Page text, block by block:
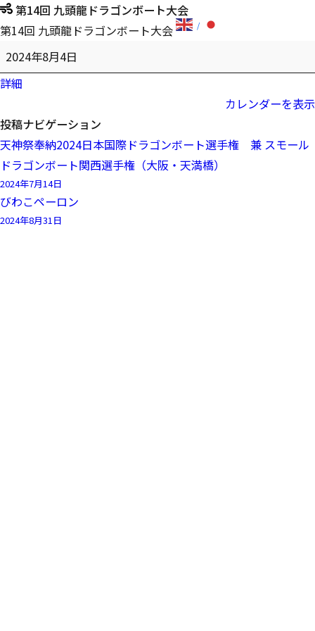
第14回 九頭龍ドラゴンボート大会
第14回 九頭龍ドラゴンボート大会
2024年8月4日
詳細
カレンダーを表示
投稿ナビゲーション
天神祭奉納2024日本国際ドラゴンボート選手権 兼 スモール
ドラゴンボート関西選手権（大阪・天満橋）
2024年7月14日
びわこペーロン
2024年8月31日